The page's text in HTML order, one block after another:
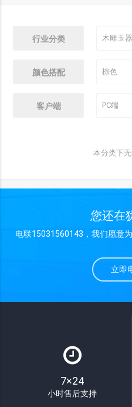
行业分类
颜色搭配
客户端
本分类下无
您还在
电联15031560143，我们愿意
立即
7×24
小时售后支持